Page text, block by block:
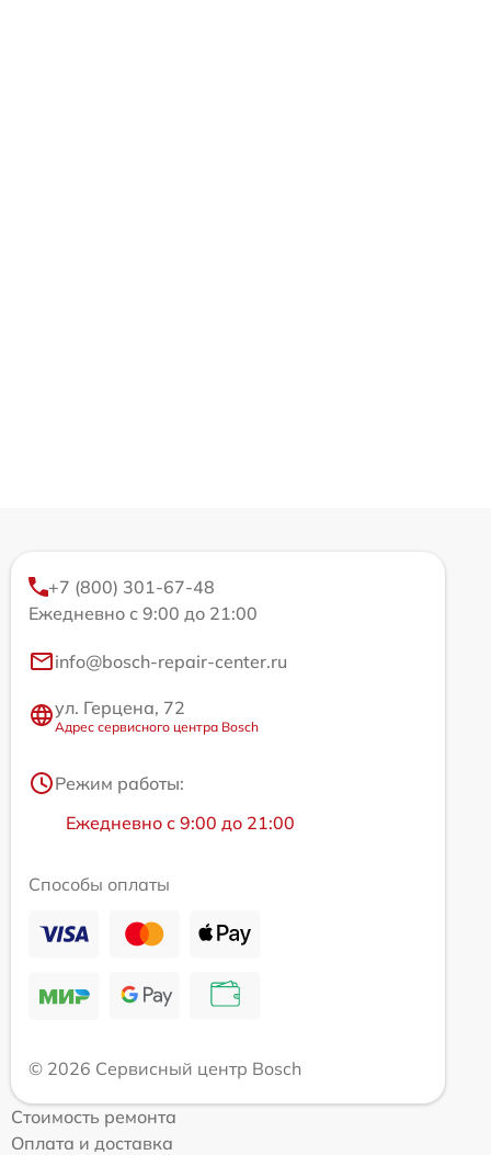
+7 (800) 301-67-48
Ежедневно с 9:00 до 21:00
info@bosch-repair-center.ru
ул. Герцена, 72
Адрес сервисного центра Bosch
Режим работы:
Ежедневно с 9:00 до 21:00
Способы оплаты
© 2026 Сервисный центр Bosch
Стоимость ремонта
Оплата и доставка